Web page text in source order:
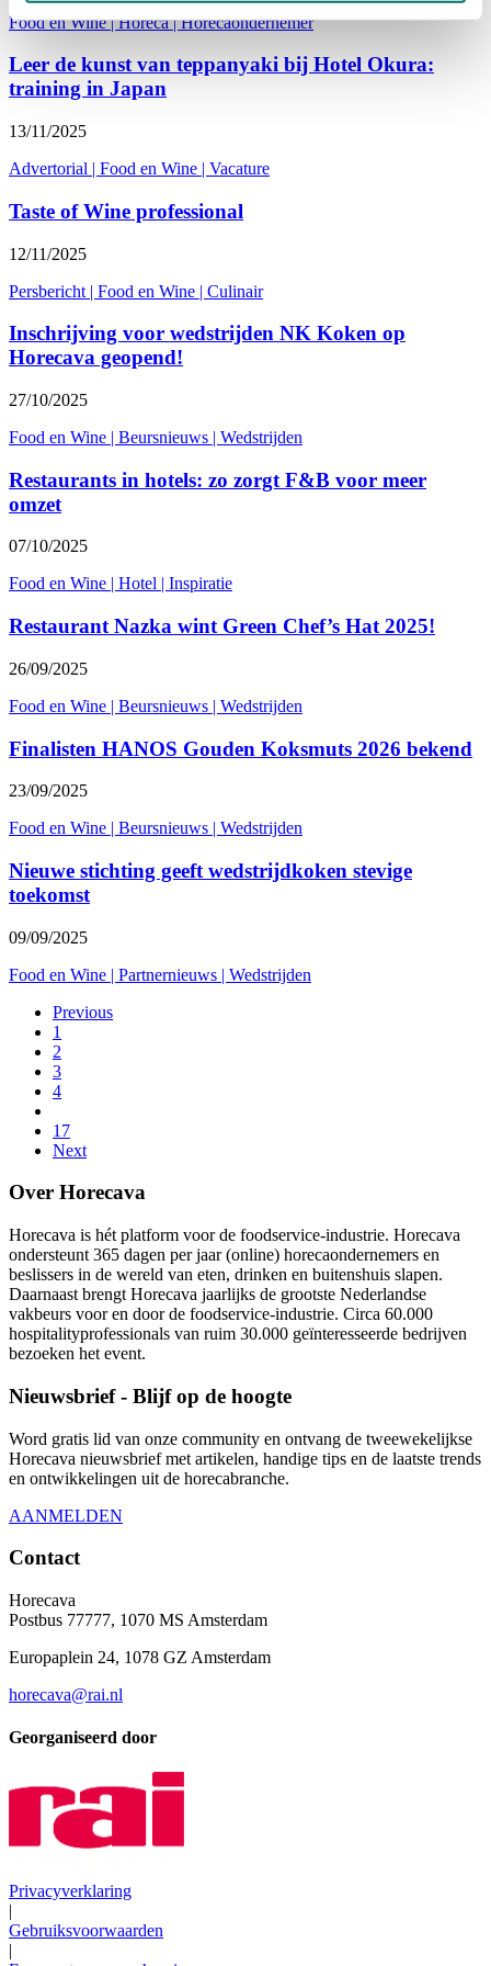
Food en Wine|Horeca|Horecaondernemer
Leer de kunst van teppanyaki bij Hotel Okura:
training in Japan
13/11/2025
Advertorial | Food en Wine | Vacature
Taste of Wine professional
12/11/2025
Persbericht | Food en Wine | Culinair
Inschrijving voor wedstrijden NK Koken op
Horecava geopend!
27/10/2025
Food en Wine | Beursnieuws | Wedstrijden
Restaurants in hotels: zo zorgt F&B voor meer
omzet
07/10/2025
Food en Wine | Hotel | Inspiratie
Restaurant Nazka wint Green Chef’s Hat 2025!
26/09/2025
Food en Wine | Beursnieuws | Wedstrijden
Finalisten HANOS Gouden Koksmuts 2026 bekend
23/09/2025
Food en Wine | Beursnieuws | Wedstrijden
Nieuwe stichting geeft wedstrijdkoken stevige
toekomst
09/09/2025
Food en Wine | Partnernieuws | Wedstrijden
Previous
1
2
3
4
17
Next
Over Horecava
Horecava is hét platform voor de foodservice-industrie. Horecava
ondersteunt 365 dagen per jaar (online) horecaondernemers en
beslissers in de wereld van eten, drinken en buitenshuis slapen.
Daarnaast brengt Horecava jaarlijks de grootste Nederlandse
vakbeurs voor en door de foodservice-industrie. Circa 60.000
hospitalityprofessionals van ruim 30.000 geïnteresseerde bedrijven
bezoeken het event.
Nieuwsbrief - Blijf op de hoogte
Word gratis lid van onze community en ontvang de tweewekelijkse
Horecava nieuwsbrief met artikelen, handige tips en de laatste trends
en ontwikkelingen uit de horecabranche.
AANMELDEN
Contact
Horecava
Postbus 77777, 1070 MS Amsterdam
Europaplein 24, 1078 GZ Amsterdam
horecava@rai.nl
Georganiseerd door
Privacyverklaring
|
Gebruiksvoorwaarden
|